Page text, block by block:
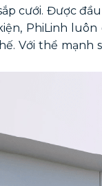
cưới. Được
PhiLinh
Với thể mạnh